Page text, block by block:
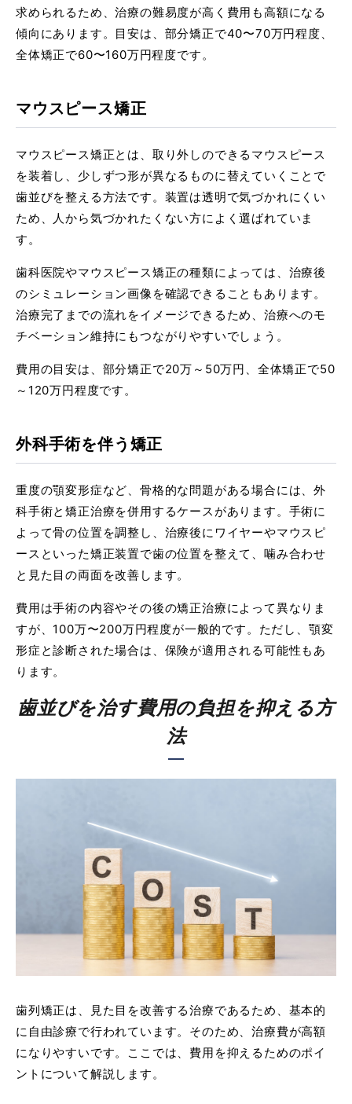
求められるため、治療の難易度が高く費用も高額になる
傾向にあります。目安は、部分矯正で40〜70万円程度、
全体矯正で60〜160万円程度です。
マウスピース矯正
マウスピース矯正とは、取り外しのできるマウスピース
を装着し、少しずつ形が異なるものに替えていくことで
歯並びを整える方法です。装置は透明で気づかれにくい
ため、人から気づかれたくない方によく選ばれていま
す。
歯科医院やマウスピース矯正の種類によっては、治療後
のシミュレーション画像を確認できることもあります。
治療完了までの流れをイメージできるため、治療へのモ
チベーション維持にもつながりやすいでしょう。
費用の目安は、部分矯正で20万～50万円、全体矯正で50
～120万円程度です。
外科手術を伴う矯正
重度の顎変形症など、骨格的な問題がある場合には、外
科手術と矯正治療を併用するケースがあります。手術に
よって骨の位置を調整し、治療後にワイヤーやマウスピ
ースといった矯正装置で歯の位置を整えて、噛み合わせ
と見た目の両面を改善します。
費用は手術の内容やその後の矯正治療によって異なりま
すが、100万〜200万円程度が一般的です。ただし、顎変
形症と診断された場合は、保険が適用される可能性もあ
ります。
歯並びを治す費用の負担を抑える方
法
歯列矯正は、見た目を改善する治療であるため、基本的
に自由診療で行われています。そのため、治療費が高額
になりやすいです。ここでは、費用を抑えるためのポイ
ントについて解説します。